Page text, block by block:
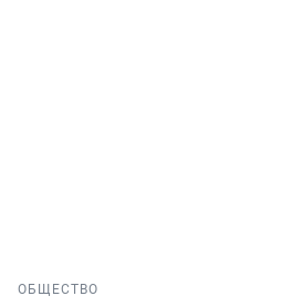
ОБЩЕСТВО